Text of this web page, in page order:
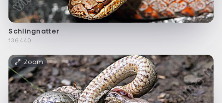
Schlingnatter
f36440
Zoom